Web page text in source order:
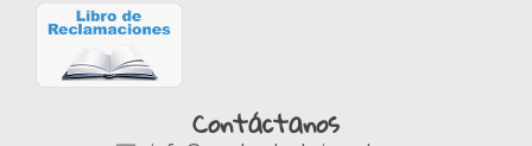
Contáctanos